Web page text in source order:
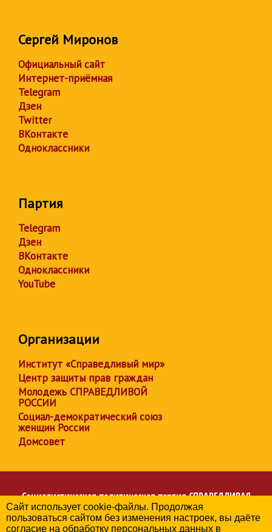
Сергей Миронов
Официальный сайт
Интернет-приёмная
Telegram
Дзен
Twitter
ВКонтакте
Одноклассники
Партия
Telegram
Дзен
ВКонтакте
Одноклассники
YouTube
Организации
Институт «Справедливый мир»
Центр защиты прав граждан
Молодежь СПРАВЕДЛИВОЙ
РОССИИ
Социал-демократический союз
женщин России
Домсовет
Социалистическая политическая партияСПРАВЕДЛИВАЯ
РОССИЯ
Региональное отделение партии в Иркутской области
Сайт использует cookie-файлы. Продолжая
пользоваться сайтом без изменения настроек, вы даёте
согласие на обработку персональных данных в